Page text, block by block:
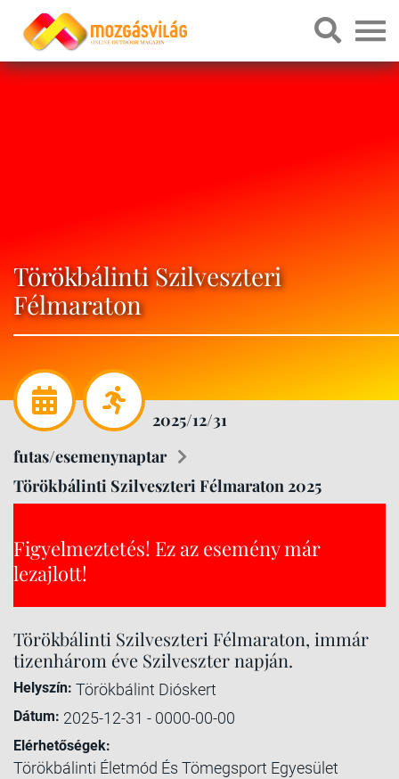
Törökbálinti Szilveszteri
Félmaraton
2025/12/31
futas/esemenynaptar
Törökbálinti Szilveszteri Félmaraton 2025
Figyelmeztetés! Ez az esemény már
lezajlott!
Törökbálinti Szilveszteri Félmaraton, immár
tizenhárom éve Szilveszter napján.
Helyszín: Törökbálint Dióskert
Dátum: 2025-12-31 - 0000-00-00
Elérhetőségek:
Törökbálinti Életmód És Tömegsport Egyesület